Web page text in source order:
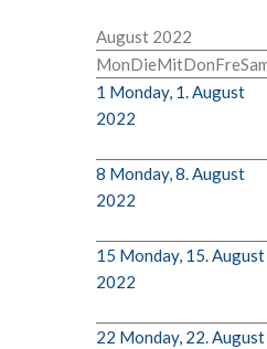
August 2022
MonDieMitDonFre
1 Monday, 1. August
2022
8 Monday, 8. August
2022
15 Monday, 15. August
2022
22 Monday, 22. August